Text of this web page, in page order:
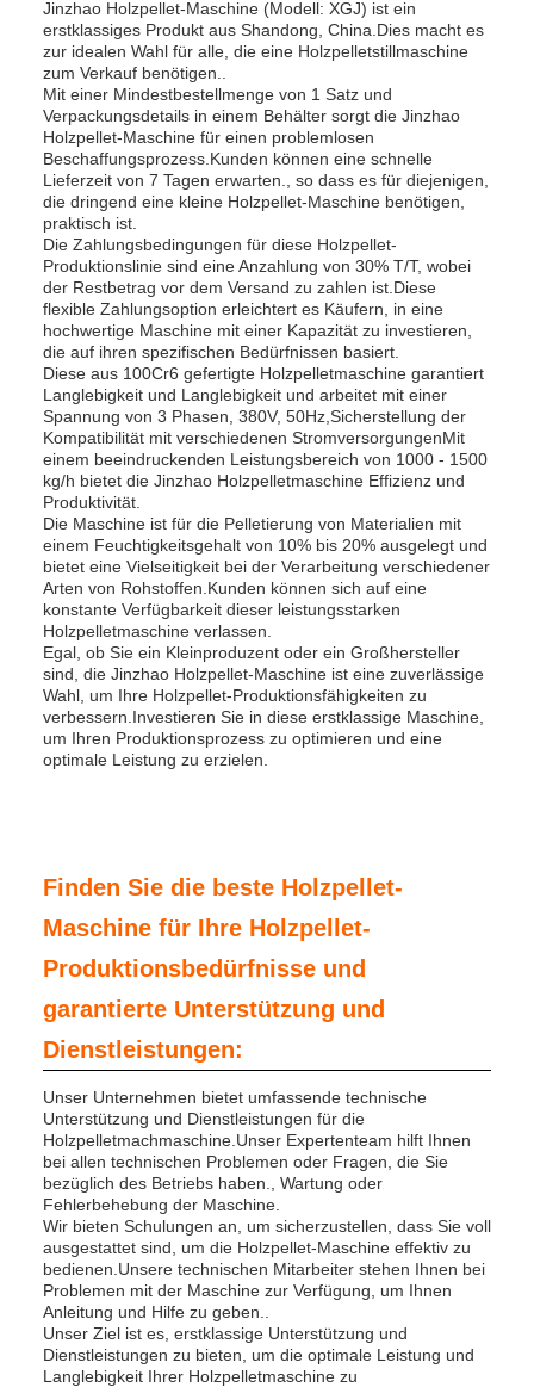
Jinzhao Holzpellet-Maschine (Modell: XGJ) ist ein
erstklassiges Produkt aus Shandong, China.Dies macht es
zur idealen Wahl für alle, die eine Holzpelletstillmaschine
zum Verkauf benötigen..
Mit einer Mindestbestellmenge von 1 Satz und
Verpackungsdetails in einem Behälter sorgt die Jinzhao
Holzpellet-Maschine für einen problemlosen
Beschaffungsprozess.Kunden können eine schnelle
Lieferzeit von 7 Tagen erwarten., so dass es für diejenigen,
die dringend eine kleine Holzpellet-Maschine benötigen,
praktisch ist.
Die Zahlungsbedingungen für diese Holzpellet-
Produktionslinie sind eine Anzahlung von 30% T/T, wobei
der Restbetrag vor dem Versand zu zahlen ist.Diese
flexible Zahlungsoption erleichtert es Käufern, in eine
hochwertige Maschine mit einer Kapazität zu investieren,
die auf ihren spezifischen Bedürfnissen basiert.
Diese aus 100Cr6 gefertigte Holzpelletmaschine garantiert
Langlebigkeit und Langlebigkeit und arbeitet mit einer
Spannung von 3 Phasen, 380V, 50Hz,Sicherstellung der
Kompatibilität mit verschiedenen StromversorgungenMit
einem beeindruckenden Leistungsbereich von 1000 - 1500
kg/h bietet die Jinzhao Holzpelletmaschine Effizienz und
Produktivität.
Die Maschine ist für die Pelletierung von Materialien mit
einem Feuchtigkeitsgehalt von 10% bis 20% ausgelegt und
bietet eine Vielseitigkeit bei der Verarbeitung verschiedener
Arten von Rohstoffen.Kunden können sich auf eine
konstante Verfügbarkeit dieser leistungsstarken
Holzpelletmaschine verlassen.
Egal, ob Sie ein Kleinproduzent oder ein Großhersteller
sind, die Jinzhao Holzpellet-Maschine ist eine zuverlässige
Wahl, um Ihre Holzpellet-Produktionsfähigkeiten zu
verbessern.Investieren Sie in diese erstklassige Maschine,
um Ihren Produktionsprozess zu optimieren und eine
optimale Leistung zu erzielen.
Finden Sie die beste Holzpellet-
Maschine für Ihre Holzpellet-
Produktionsbedürfnisse und
garantierte Unterstützung und
Dienstleistungen:
Unser Unternehmen bietet umfassende technische
Unterstützung und Dienstleistungen für die
Holzpelletmachmaschine.Unser Expertenteam hilft Ihnen
bei allen technischen Problemen oder Fragen, die Sie
bezüglich des Betriebs haben., Wartung oder
Fehlerbehebung der Maschine.
Wir bieten Schulungen an, um sicherzustellen, dass Sie voll
ausgestattet sind, um die Holzpellet-Maschine effektiv zu
bedienen.Unsere technischen Mitarbeiter stehen Ihnen bei
Problemen mit der Maschine zur Verfügung, um Ihnen
Anleitung und Hilfe zu geben..
Unser Ziel ist es, erstklassige Unterstützung und
Dienstleistungen zu bieten, um die optimale Leistung und
Langlebigkeit Ihrer Holzpelletmaschine zu